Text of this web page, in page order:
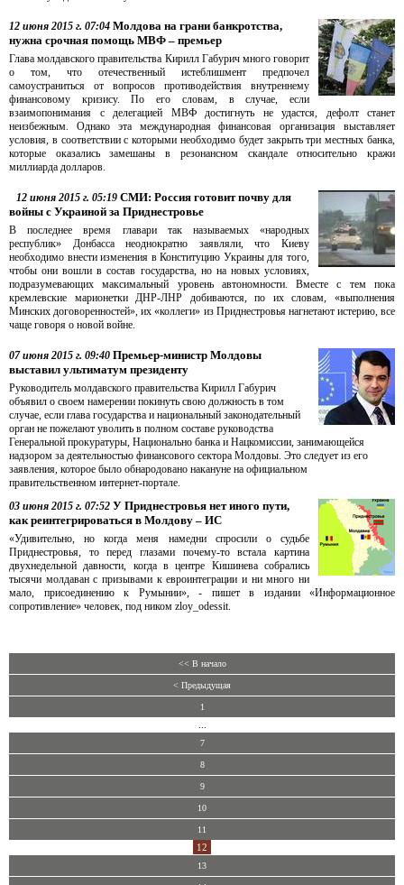
12 июня 2015 г. 07:04 Молдова на грани банкротства,
нужна срочная помощь МВФ – премьер
Глава молдавского правительства Кирилл Габурич много говорит
о том, что отечественный истеблишмент предпочел
самоустраниться от вопросов противодействия внутреннему
финансовому кризису. По его словам, в случае, если
взаимопонимания с делегацией МВФ достигнуть не удастся, дефолт станет
неизбежным. Однако эта международная финансовая организация выставляет
условия, в соответствии с которыми необходимо будет закрыть три местных банка,
которые оказались замешаны в резонансном скандале относительно кражи
миллиарда долларов.
12 июня 2015 г. 05:19 СМИ: Россия готовит почву для
войны с Украиной за Приднестровье
В последнее время главари так называемых «народных
республик» Донбасса неоднократно заявляли, что Киеву
необходимо внести изменения в Конституцию Украины для того,
чтобы они вошли в состав государства, но на новых условиях,
подразумевающих максимальный уровень автономности. Вместе с тем пока
кремлевские марионетки ДНР-ЛНР добиваются, по их словам, «выполнения
Минских договоренностей», их «коллеги» из Приднестровья нагнетают истерию, все
чаще говоря о новой войне.
07 июня 2015 г. 09:40 Премьер-министр Молдовы
выставил ультиматум президенту
Руководитель молдавского правительства Кирилл Габурич
объявил о своем намерении покинуть свою должность в том
случае, если глава государства и национальный законодательный
орган не пожелают уволить в полном составе руководства
Генеральной прокуратуры, Национально банка и Нацкомиссии, занимающейся
надзором за деятельностью финансового сектора Молдовы. Это следует из его
заявления, которое было обнародовано накануне на официальном
правительственном интернет-портале.
03 июня 2015 г. 07:52 У Приднестровья нет иного пути,
как реинтегрироваться в Молдову – ИС
«Удивительно, но когда меня намедни спросили о судьбе
Приднестровья, то перед глазами почему-то встала картина
двухнедельной давности, когда в центре Кишинева собрались
тысячи молдаван с призывами к евроинтеграции и ни много ни
мало, присоединению к Румынии», - пишет в издании «Информационное
сопротивление» человек, под ником zloy_odessit.
<< В начало
< Предыдущая
1
7
8
9
10
11
12
13